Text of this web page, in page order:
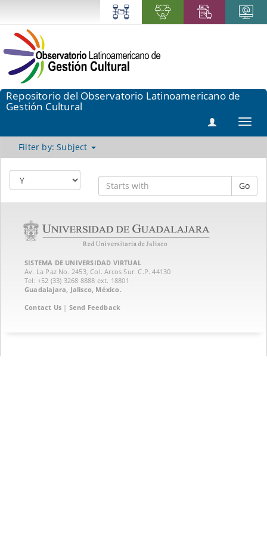
Repositorio del Observatorio Latinoamericano de
Gestión Cultural
Filter by: Subject
Go
SISTEMA DE UNIVERSIDAD VIRTUAL
Av. La Paz No. 2453, Col. Arcos Sur. C.P. 44130
Tel: +52 (33) 3268 8888‏ ext. 18801
Guadalajara, Jalisco, México.
Contact Us | Send Feedback